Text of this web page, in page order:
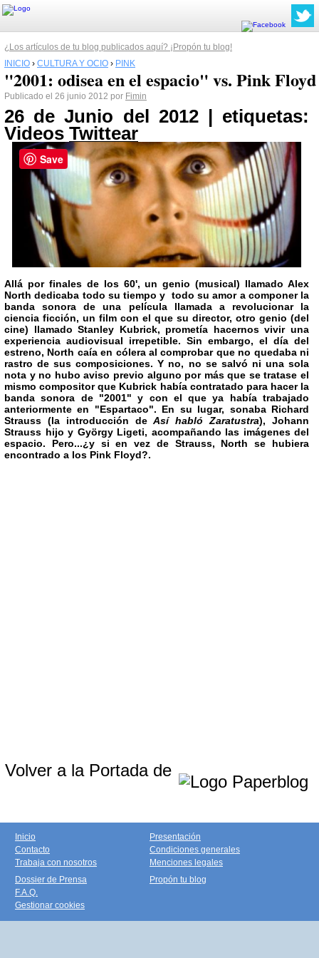
¿Los artículos de tu blog publicados aquí? ¡Propón tu blog!
INICIO › CULTURA Y OCIO › PINK
"2001: odisea en el espacio" vs. Pink Floyd
Publicado el 26 junio 2012 por Fimin
26 de Junio del 2012 | etiquetas:
Videos Twittear
Allá por finales de los 60', un genio (musical) llamado Alex
North dedicaba todo su tiempo y todo su amor a componer la
banda sonora de una película llamada a revolucionar la
ciencia ficción, un film con el que su director, otro genio (del
cine) llamadoStanley Kubrick, prometía hacernos vivir una
experiencia audiovisual irrepetible. Sin embargo, el día del
estreno, North caía en cólera al comprobar que no quedaba ni
rastro de sus composiciones. Y no, no se salvó ni una sola
nota y no hubo aviso previo alguno por más que se tratase el
mismo compositor que Kubrick había contratado para hacer la
banda sonora de "2001" y con el que ya había trabajado
anteriormente en "Espartaco". En su lugar, sonaba Richard
Strauss (la introducción deAsí habló Zaratustra),Johann
Strauss hijo y György Ligeti, acompañando las imágenes del
espacio. Pero...¿y si en vez de Strauss, North se hubiera
encontrado a los Pink Floyd?.
Volver a la Portada de
Inicio
Contacto
Trabaja con nosotros
Presentación
Condiciones generales
Menciones legales
Dossier de Prensa
F.A.Q.
Gestionar cookies
Propón tu blog
Save